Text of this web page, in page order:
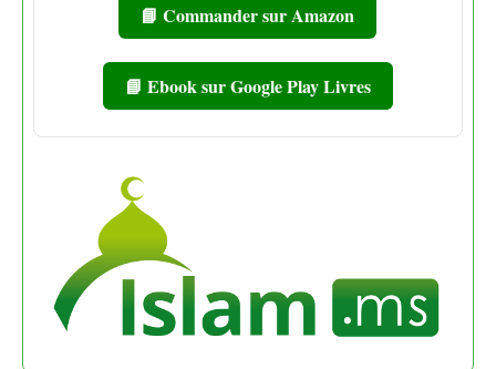
📘 Commander sur Amazon
📘 Ebook sur Google Play Livres